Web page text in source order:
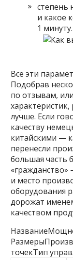
степень
и какое
1 минуту.
Все эти
Подобрав
по отзывам,
лучше. Если
качеству
китайскими —
перенесли
большая часть
и место
оборудования
дорожат
качеством
точекТип